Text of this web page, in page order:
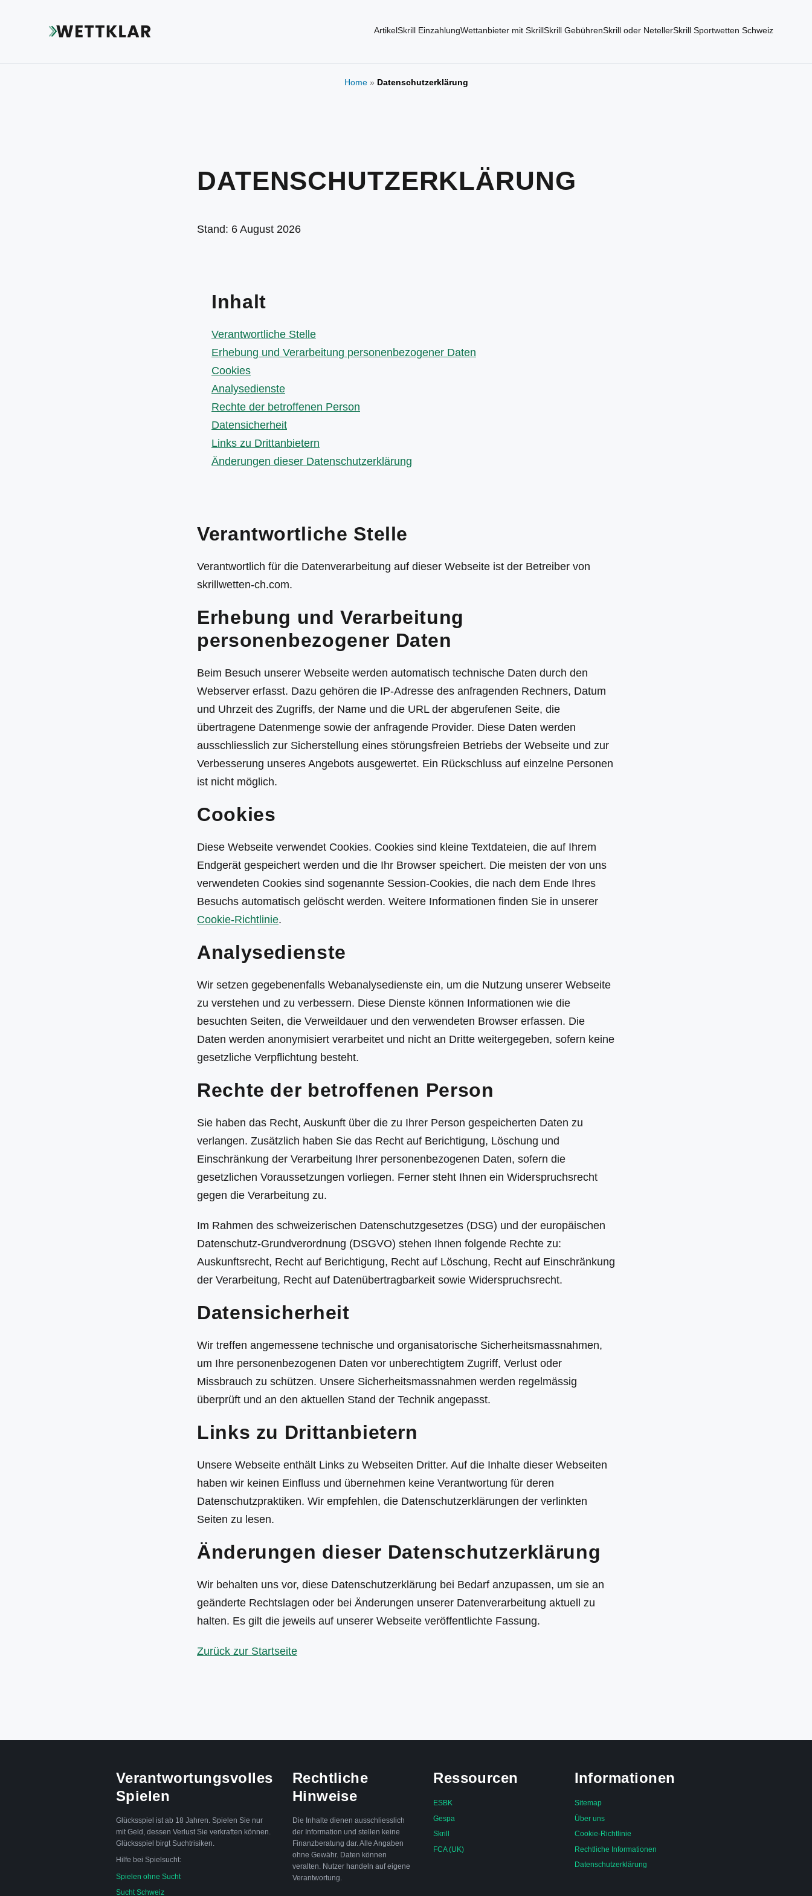
ArtikelSkrill EinzahlungWettanbieter mit SkrillSkrill GebührenSkrill oder NetellerSkrill Sportwetten Schweiz
Home» Datenschutzerklärung
DATENSCHUTZERKLÄRUNG
Stand: 6 August 2026
Inhalt
Verantwortliche Stelle
Erhebung und Verarbeitung personenbezogener Daten
Cookies
Analysedienste
Rechte der betroffenen Person
Datensicherheit
Links zu Drittanbietern
Änderungen dieser Datenschutzerklärung
Verantwortliche Stelle
Verantwortlich für die Datenverarbeitung auf dieser Webseite ist der Betreiber von
skrillwetten-ch.com.
Erhebung und Verarbeitung
personenbezogener Daten
Beim Besuch unserer Webseite werden automatisch technische Daten durch den
Webserver erfasst. Dazu gehören die IP-Adresse des anfragenden Rechners, Datum
und Uhrzeit des Zugriffs, der Name und die URL der abgerufenen Seite, die
übertragene Datenmenge sowie der anfragende Provider. Diese Daten werden
ausschliesslich zur Sicherstellung eines störungsfreien Betriebs der Webseite und zur
Verbesserung unseres Angebots ausgewertet. Ein Rückschluss auf einzelne Personen
ist nicht möglich.
Cookies
Diese Webseite verwendet Cookies. Cookies sind kleine Textdateien, die auf Ihrem
Endgerät gespeichert werden und die Ihr Browser speichert. Die meisten der von uns
verwendeten Cookies sind sogenannte Session-Cookies, die nach dem Ende Ihres
Besuchs automatisch gelöscht werden. Weitere Informationen finden Sie in unserer
Cookie-Richtlinie.
Analysedienste
Wir setzen gegebenenfalls Webanalysedienste ein, um die Nutzung unserer Webseite
zu verstehen und zu verbessern. Diese Dienste können Informationen wie die
besuchten Seiten, die Verweildauer und den verwendeten Browser erfassen. Die
Daten werden anonymisiert verarbeitet und nicht an Dritte weitergegeben, sofern keine
gesetzliche Verpflichtung besteht.
Rechte der betroffenen Person
Sie haben das Recht, Auskunft über die zu Ihrer Person gespeicherten Daten zu
verlangen. Zusätzlich haben Sie das Recht auf Berichtigung, Löschung und
Einschränkung der Verarbeitung Ihrer personenbezogenen Daten, sofern die
gesetzlichen Voraussetzungen vorliegen. Ferner steht Ihnen ein Widerspruchsrecht
gegen die Verarbeitung zu.
Im Rahmen des schweizerischen Datenschutzgesetzes (DSG) und der europäischen
Datenschutz-Grundverordnung (DSGVO) stehen Ihnen folgende Rechte zu:
Auskunftsrecht, Recht auf Berichtigung, Recht auf Löschung, Recht auf Einschränkung
der Verarbeitung, Recht auf Datenübertragbarkeit sowie Widerspruchsrecht.
Datensicherheit
Wir treffen angemessene technische und organisatorische Sicherheitsmassnahmen,
um Ihre personenbezogenen Daten vor unberechtigtem Zugriff, Verlust oder
Missbrauch zu schützen. Unsere Sicherheitsmassnahmen werden regelmässig
überprüft und an den aktuellen Stand der Technik angepasst.
Links zu Drittanbietern
Unsere Webseite enthält Links zu Webseiten Dritter. Auf die Inhalte dieser Webseiten
haben wir keinen Einfluss und übernehmen keine Verantwortung für deren
Datenschutzpraktiken. Wir empfehlen, die Datenschutzerklärungen der verlinkten
Seiten zu lesen.
Änderungen dieser Datenschutzerklärung
Wir behalten uns vor, diese Datenschutzerklärung bei Bedarf anzupassen, um sie an
geänderte Rechtslagen oder bei Änderungen unserer Datenverarbeitung aktuell zu
halten. Es gilt die jeweils auf unserer Webseite veröffentlichte Fassung.
Zurück zur Startseite
Verantwortungsvolles
Spielen
Glücksspiel ist ab 18 Jahren. Spielen Sie nur
mit Geld, dessen Verlust Sie verkraften können.
Glücksspiel birgt Suchtrisiken.
Hilfe bei Spielsucht:
Spielen ohne Sucht
Sucht Schweiz
Rechtliche
Hinweise
Die Inhalte dienen ausschliesslich
der Information und stellen keine
Finanzberatung dar. Alle Angaben
ohne Gewähr. Daten können
veralten. Nutzer handeln auf eigene
Verantwortung.
Ressourcen
ESBK
Gespa
Skrill
FCA (UK)
Informationen
Sitemap
Über uns
Cookie-Richtlinie
Rechtliche Informationen
Datenschutzerklärung